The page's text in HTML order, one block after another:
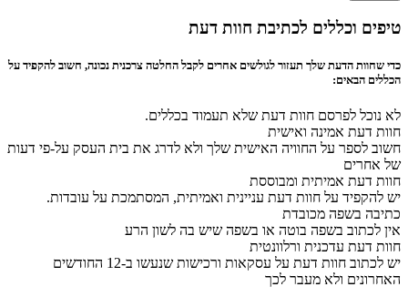
טיפים וכללים לכתיבת חוות דעת
כדי שחוות הדעת שלך תעזור לגולשים אחרים לקבל החלטה צרכנית נכונה, חשוב להקפיד על
הכללים הבאים:
לא נוכל לפרסם חוות דעת שלא תעמוד בכללים.
חוות דעת אמינה ואישית
חשוב לספר על החוויה האישית שלך ולא לדרג את בית העסק על-פי דעות
של אחרים
חוות דעת אמיתית ומבוססת
יש להקפיד על חוות דעת עניינית ואמיתית, המסתמכת על עובדות.
כתיבה בשפה מכובדת
אין לכתוב בשפה בוטה או בשפה שיש בה לשון הרע
חוות דעת עדכנית ורלוונטית
יש לכתוב חוות דעת על עסקאות ורכישות שנעשו ב-12 החודשים
האחרונים ולא מעבר לכך